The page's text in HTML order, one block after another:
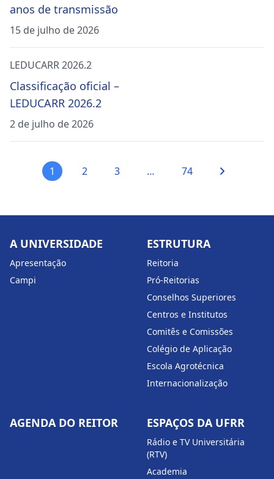
anos de transmissão
15 de julho de 2026
LEDUCARR 2026.2
Classificação oficial –
LEDUCARR 2026.2
2 de julho de 2026
Paginação
1 2 3 … 74
A UNIVERSIDADE
Apresentação
Campi
ESTRUTURA
Reitoria
Pró-Reitorias
Conselhos Superiores
Centros e Institutos
Comitês e Comissões
Colégio de Aplicação
Escola Agrotécnica
Internacionalização
AGENDA DO REITOR ESPAÇOS DA UFRR
Rádio e TV Universitária
(RTV)
Academia